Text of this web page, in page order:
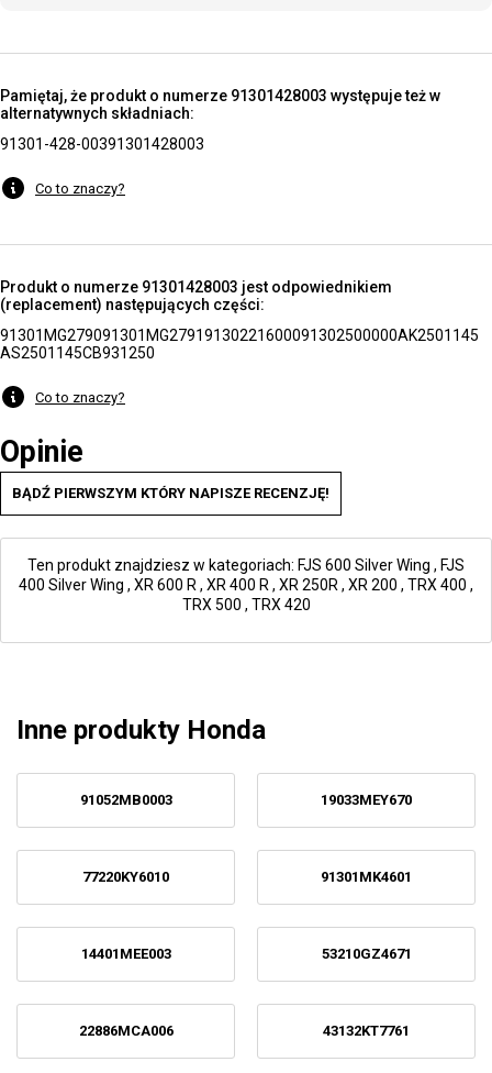
Pamiętaj, że produkt o numerze 91301428003 występuje też w
alternatywnych składniach:
91301-428-00391301428003
Co to znaczy?
Produkt o numerze 91301428003 jest odpowiednikiem
(replacement) następujących części:
91301MG279091301MG27919130221600091302500000AK2501145
AS2501145CB931250
Co to znaczy?
Opinie
BĄDŹ PIERWSZYM KTÓRY NAPISZE RECENZJĘ!
Ten produkt znajdziesz w kategoriach: FJS 600 Silver Wing , FJS
400 Silver Wing , XR 600 R , XR 400 R , XR 250R , XR 200 , TRX 400 ,
TRX 500 , TRX 420
Inne produkty Honda
91052MB0003 19033MEY670
77220KY6010 91301MK4601
14401MEE003 53210GZ4671
22886MCA006 43132KT7761